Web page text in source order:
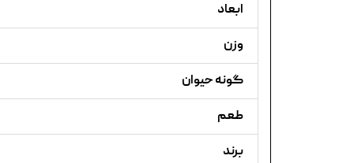
ابعاد
وزن
گونه حیوان
طعم
برند